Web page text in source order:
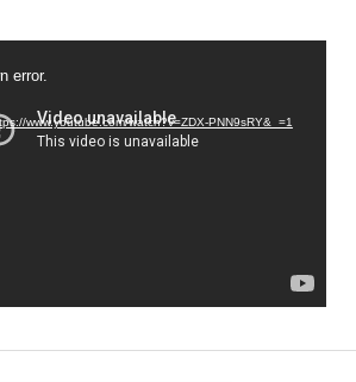
error.
www.youtube.com/watch?v=ZDX-PNN9sRY&_=1